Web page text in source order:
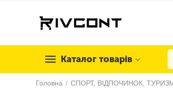
Каталог товарів
Головна / СПОРТ, ВІДПОЧИНОК,